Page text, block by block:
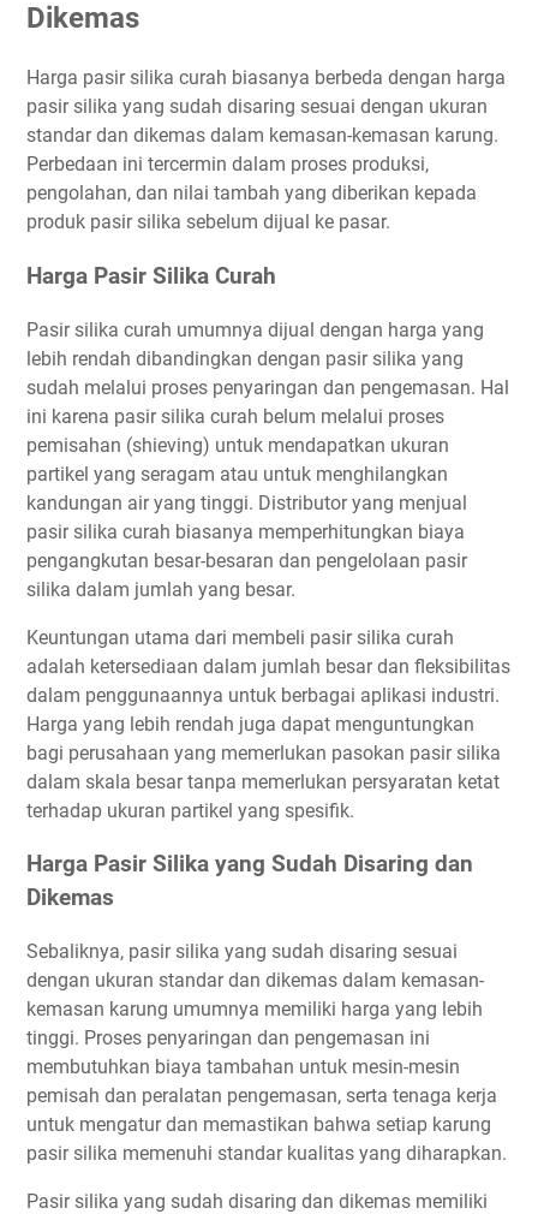
Dikemas
Harga pasir silika curah biasanya berbeda dengan harga
pasir silika yang sudah disaring sesuai dengan ukuran
standar dan dikemas dalam kemasan-kemasan karung.
Perbedaan ini tercermin dalam proses produksi,
pengolahan, dan nilai tambah yang diberikan kepada
produk pasir silika sebelum dijual ke pasar.
Harga Pasir Silika Curah
Pasir silika curah umumnya dijual dengan harga yang
lebih rendah dibandingkan dengan pasir silika yang
sudah melalui proses penyaringan dan pengemasan. Hal
ini karena pasir silika curah belum melalui proses
pemisahan (shieving) untuk mendapatkan ukuran
partikel yang seragam atau untuk menghilangkan
kandungan air yang tinggi. Distributor yang menjual
pasir silika curah biasanya memperhitungkan biaya
pengangkutan besar-besaran dan pengelolaan pasir
silika dalam jumlah yang besar.
Keuntungan utama dari membeli pasir silika curah
adalah ketersediaan dalam jumlah besar dan fleksibilitas
dalam penggunaannya untuk berbagai aplikasi industri.
Harga yang lebih rendah juga dapat menguntungkan
bagi perusahaan yang memerlukan pasokan pasir silika
dalam skala besar tanpa memerlukan persyaratan ketat
terhadap ukuran partikel yang spesifik.
Harga Pasir Silika yang Sudah Disaring dan
Dikemas
Sebaliknya, pasir silika yang sudah disaring sesuai
dengan ukuran standar dan dikemas dalam kemasan-
kemasan karung umumnya memiliki harga yang lebih
tinggi. Proses penyaringan dan pengemasan ini
membutuhkan biaya tambahan untuk mesin-mesin
pemisah dan peralatan pengemasan, serta tenaga kerja
untuk mengatur dan memastikan bahwa setiap karung
pasir silika memenuhi standar kualitas yang diharapkan.
Pasir silika yang sudah disaring dan dikemas memiliki